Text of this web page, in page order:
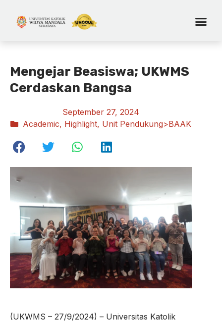
Mengejar Beasiswa; UKWMS
Cerdaskan Bangsa
September 27, 2024
Academic, Highlight, Unit Pendukung>BAAK
(UKWMS – 27/9/2024) – Universitas Katolik